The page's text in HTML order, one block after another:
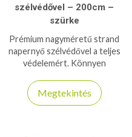
szélvédővel – 200cm –
szürke
Prémium nagyméretű strand
napernyő szélvédővel a teljes
védelemért. Könnyen
és szélálló kialakítás.
Megtekintés